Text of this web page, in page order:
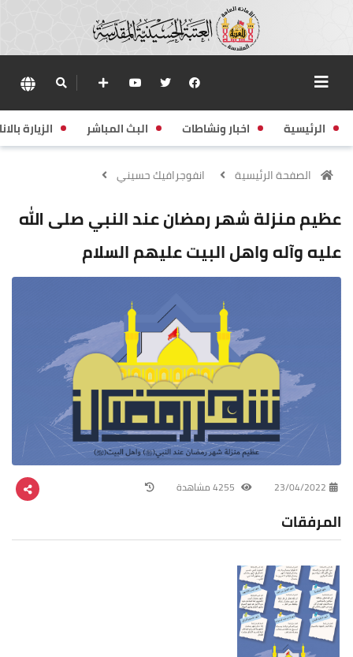
الرئيسية اخبار ونشاطات البث المباشر الزيارة
الصفحة الرئيسية انفوجرافيك حسيني
عظيم منزلة شهر رمضان عند النبي صلى الله
عليه وآله واهل البيت عليهم السلام
23/04/2022
المرفقات